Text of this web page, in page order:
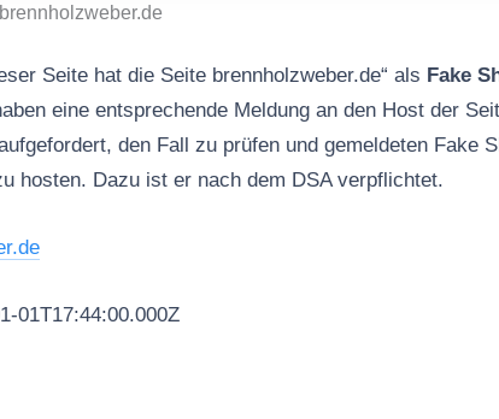
Seite hat die Seite brennholzweber.de“ als Fake
eine entsprechende Meldung an den Host der
den Fall zu prüfen und gemeldeten Fake
hosten. Dazu ist er nach dem DSA verpflichtet.
01T17:44:00.000Z